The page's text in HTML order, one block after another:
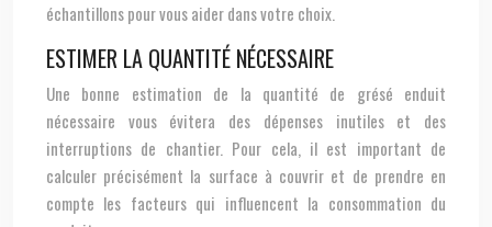
échantillons pour vous aider dans votre choix.
ESTIMER LA QUANTITÉ NÉCESSAIRE
Une bonne estimation de la quantité de grésé enduit
nécessaire vous évitera des dépenses inutiles et des
interruptions de chantier. Pour cela, il est important de
calculer précisément la surface à couvrir et de prendre en
compte les facteurs qui influencent la consommation du